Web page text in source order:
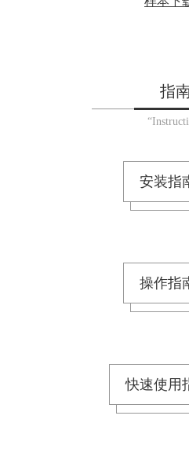
指
安装指
操作指
快速使用